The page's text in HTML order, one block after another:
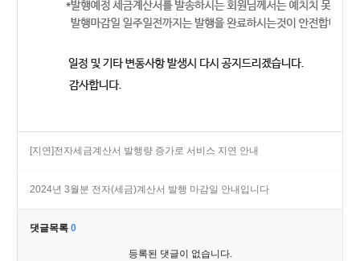
[지연]전자세금계산서 발행량 증가로 서비스 지연 안내
2024년 3월분 전자(세금)계산서 발행 마감일 안내입니다
댓글목록0
등록된 댓글이 없습니다.